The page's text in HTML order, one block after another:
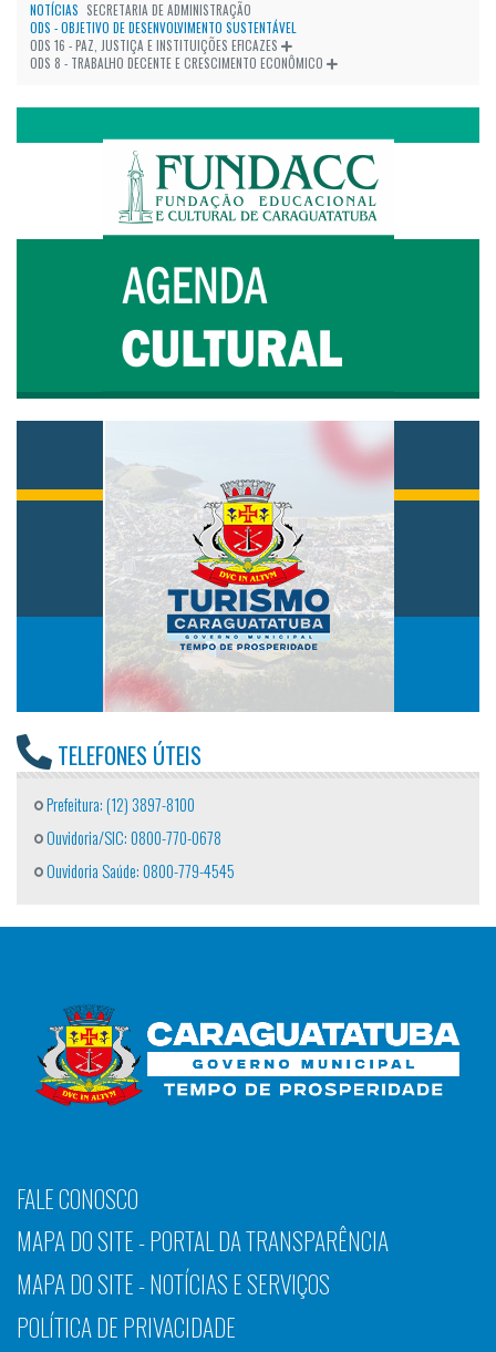
NOTÍCIAS SECRETARIA DE ADMINISTRAÇÃO
ODS - OBJETIVO DE DESENVOLVIMENTO SUSTENTÁVEL
ODS 16 - PAZ, JUSTIÇA E INSTITUIÇÕES EFICAZES
ODS 8 - TRABALHO DECENTE E CRESCIMENTO ECONÔMICO
TELEFONES ÚTEIS
Prefeitura: (12) 3897-8100
Ouvidoria/SIC: 0800-770-0678
Ouvidoria Saúde: 0800-779-4545
FALE CONOSCO
MAPA DO SITE - PORTAL DA TRANSPARÊNCIA
MAPA DO SITE - NOTÍCIAS E SERVIÇOS
POLÍTICA DE PRIVACIDADE